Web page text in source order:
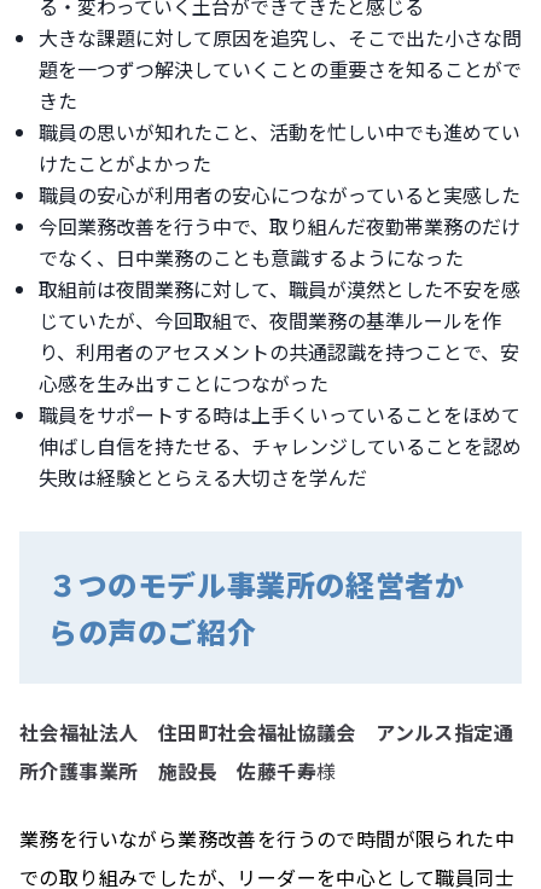
る・変わっていく土台ができてきたと感じる
大きな課題に対して原因を追究し、そこで出た小さな問
題を一つずつ解決していくことの重要さを知ることがで
きた
職員の思いが知れたこと、活動を忙しい中でも進めてい
けたことがよかった
職員の安心が利用者の安心につながっていると実感した
今回業務改善を行う中で、取り組んだ夜勤帯業務のだけ
でなく、日中業務のことも意識するようになった
取組前は夜間業務に対して、職員が漠然とした不安を感
じていたが、今回取組で、夜間業務の基準ルールを作
り、利用者のアセスメントの共通認識を持つことで、安
心感を生み出すことにつながった
職員をサポートする時は上手くいっていることをほめて
伸ばし自信を持たせる、チャレンジしていることを認め
失敗は経験ととらえる大切さを学んだ
３つのモデル事業所の経営者か
らの声のご紹介
社会福祉法人 住田町社会福祉協議会 アンルス指定通
所介護事業所 施設長 佐藤千寿様
業務を行いながら業務改善を行うので時間が限られた中
での取り組みでしたが、リーダーを中心として職員同士